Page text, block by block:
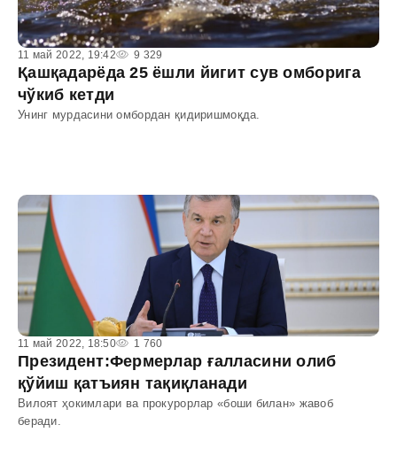
11 май 2022, 19:42 9 329
Қашқадарёда 25 ёшли йигит сув омборига
чўкиб кетди
Унинг мурдасини омбордан қидиришмоқда.
11 май 2022, 18:50 1 760
Президент:Фермерлар ғалласини олиб
қўйиш қатъиян тақиқланади
Вилоят ҳокимлари ва прокурорлар «боши билан» жавоб
беради.